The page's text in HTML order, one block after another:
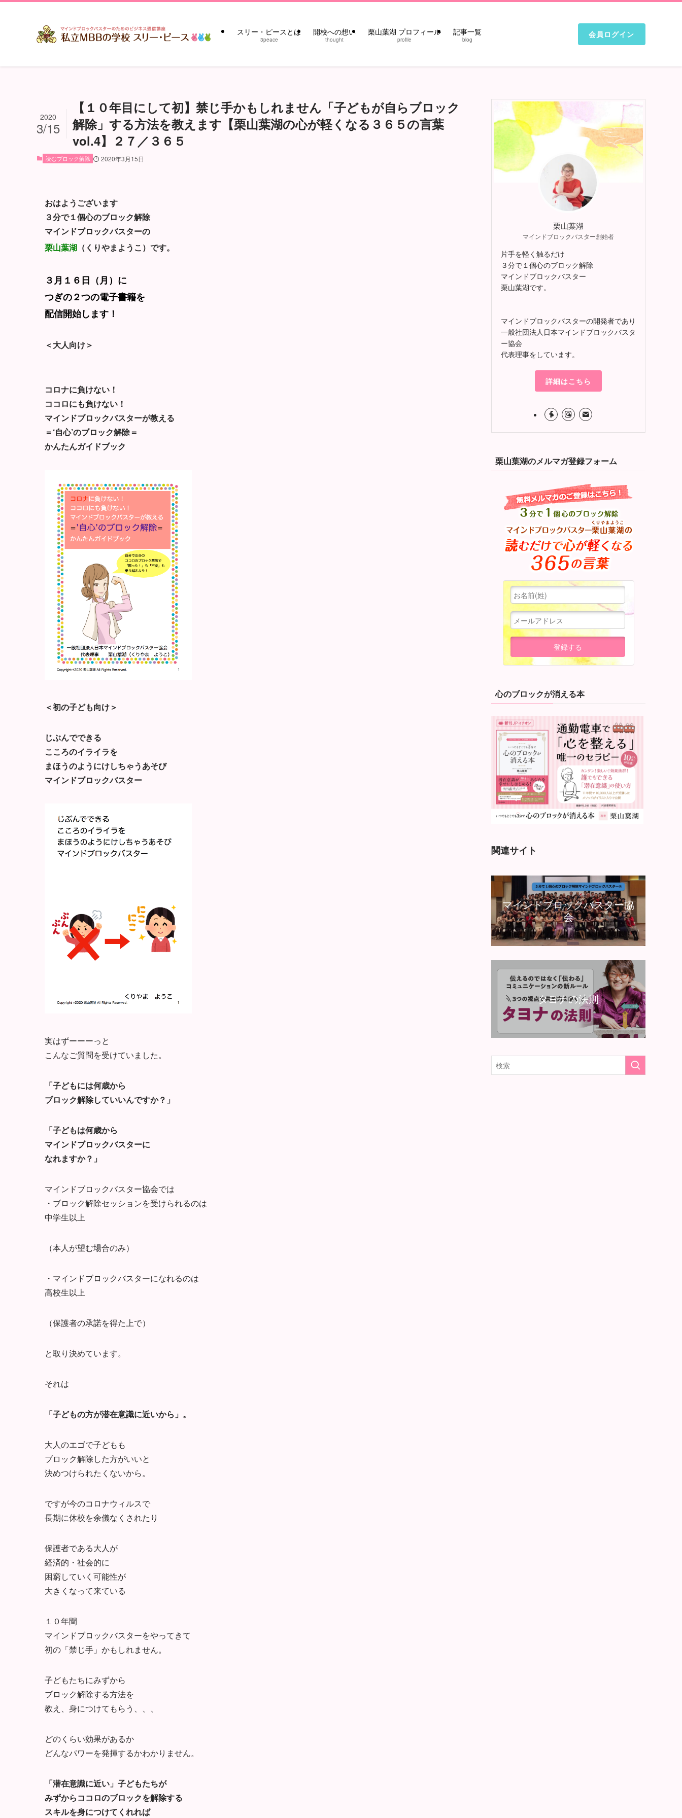
スリー・ピースとは
3peace
開校への想い
thought
栗山葉湖 プロフィール
profile
記事一覧
blog
会員ログイン
【１０年目にして初】禁じ手かもしれません「子どもが自らブロック
解除」する方法を教えます【栗山葉湖の心が軽くなる３６５の言葉
vol.4】２７／３６５
2020
3/15
読むブロック解除 2020年3月15日
おはようございます
３分で１個心のブロック解除
マインドブロックバスターの
栗山葉湖 （くりやまようこ）です。
３月１６日（月）に
つぎの２つの電子書籍を
配信開始します！
＜大人向け＞
コロナに負けない！
ココロにも負けない！
マインドブロックバスターが教える
＝‘自心’のブロック解除＝
かんたんガイドブック
＜初の子ども向け＞
じぶんでできる
こころのイライラを
まほうのようにけしちゃうあそび
マインドブロックバスター
実はずーーーっと
こんなご質問を受けていました。
「子どもには何歳から
ブロック解除していいんですか？」
「子どもは何歳から
マインドブロックバスターに
なれますか？」
マインドブロックバスター協会では
・ブロック解除セッションを受けられるのは
中学生以上
（本人が望む場合のみ）
・マインドブロックバスターになれるのは
高校生以上
（保護者の承諾を得た上で）
と取り決めています。
それは
「子どもの方が潜在意識に近いから」。
大人のエゴで子どもも
ブロック解除した方がいいと
決めつけられたくないから。
ですが今のコロナウィルスで
長期に休校を余儀なくされたり
保護者である大人が
経済的・社会的に
困窮していく可能性が
大きくなって来ている
１０年間
マインドブロックバスターをやってきて
初の「禁じ手」かもしれません。
子どもたちにみずから
ブロック解除する方法を
教え、身につけてもらう、、、
どのくらい効果があるか
どんなパワーを発揮するかわかりません。
「潜在意識に近い」子どもたちが
みずからココロのブロックを解除する
スキルを身につけてくれれば
栗山葉湖
マインドブロックバスター創始者
片手を軽く触るだけ
３分で１個心のブロック解除
マインドブロックバスター
栗山葉湖です。
マインドブロックバスターの開発者であり
一般社団法人日本マインドブロックバスタ
ー協会
代表理事をしています。
詳細はこちら
栗山葉湖のメルマガ登録フォーム
心のブロックが消える本
関連サイト
マインドブロックバスター協
会
タヨナの法則